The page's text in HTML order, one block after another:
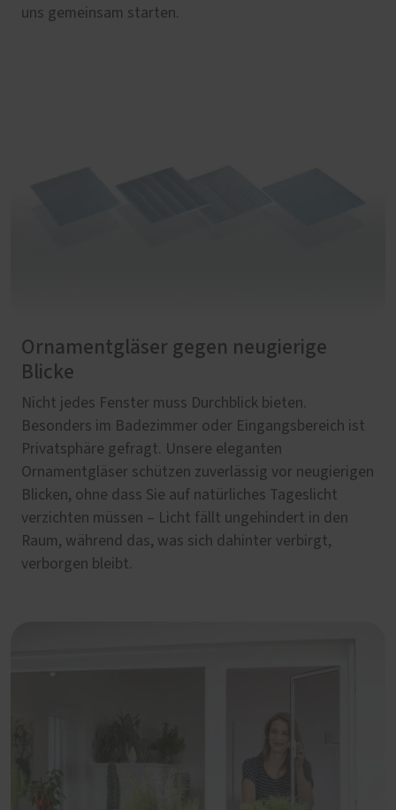
uns gemeinsam starten.
Ornamentgläser gegen neugierige
Blicke
Nicht jedes Fenster muss Durchblick bieten.
Besonders im Badezimmer oder Eingangsbereich ist
Privatsphäre gefragt. Unsere eleganten
Ornamentgläser schützen zuverlässig vor neugierigen
Blicken, ohne dass Sie auf natürliches Tageslicht
verzichten müssen – Licht fällt ungehindert in den
Raum, während das, was sich dahinter verbirgt,
verborgen bleibt.